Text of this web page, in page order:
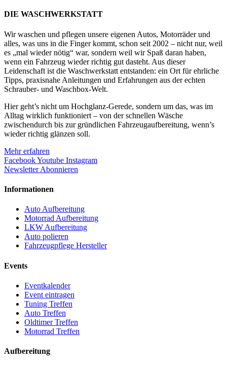
DIE WASCHWERKSTATT
Wir waschen und pflegen unsere eigenen Autos, Motorräder und
alles, was uns in die Finger kommt, schon seit 2002 – nicht nur, weil
es „mal wieder nötig“ war, sondern weil wir Spaß daran haben,
wenn ein Fahrzeug wieder richtig gut dasteht. Aus dieser
Leidenschaft ist die Waschwerkstatt entstanden: ein Ort für ehrliche
Tipps, praxisnahe Anleitungen und Erfahrungen aus der echten
Schrauber- und Waschbox-Welt.
Hier geht’s nicht um Hochglanz-Gerede, sondern um das, was im
Alltag wirklich funktioniert – von der schnellen Wäsche
zwischendurch bis zur gründlichen Fahrzeugaufbereitung, wenn’s
wieder richtig glänzen soll.
Mehr erfahren
FacebookYoutube Instagram
Newsletter Abonnieren
Informationen
Auto Aufbereitung
Motorrad Aufbereitung
LKW Aufbereitung
Auto polieren
Fahrzeugpflege Hersteller
Events
Eventkalender
Event eintragen
Tuning Treffen
Auto Treffen
Oldtimer Treffen
Motorrad Treffen
Aufbereitung